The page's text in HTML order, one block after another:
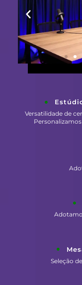
Versatilidade de
Seleção